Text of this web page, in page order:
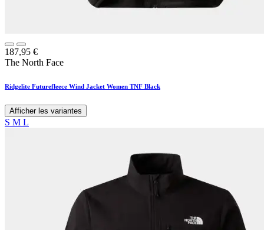
187,95 €
The North Face
Ridgelite Futurefleece Wind Jacket Women TNF Black
Afficher les variantes
S M L